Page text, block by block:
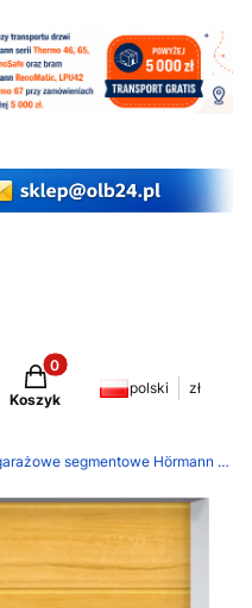
Produkty w koszyku: 0.
Koszyk
polski zł
Bramy garażowe segmentowe Hörmann LPU 42